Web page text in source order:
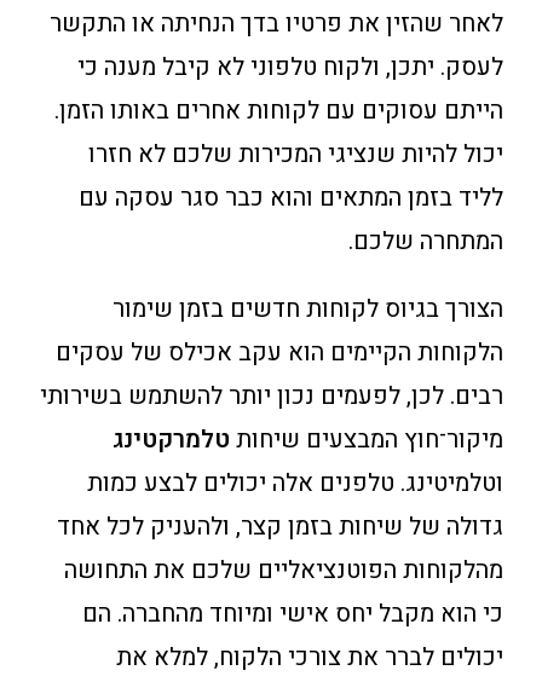
לאחר שהזין את פרטיו בדך הנחיתה או התקשר
לעסק. יתכן, ולקוח טלפוני לא קיבל מענה כי
הייתם עסוקים עם לקוחות אחרים באותו הזמן.
יכול להיות שנציגי המכירות שלכם לא חזרו
לליד בזמן המתאים והוא כבר סגר עסקה עם
המתחרה שלכם.
הצורך בגיוס לקוחות חדשים בזמן שימור
הלקוחות הקיימים הוא עקב אכילס של עסקים
רבים. לכן, לפעמים נכון יותר להשתמש בשירותי
מיקור־חוץ המבצעים שיחות טלמרקטינג
וטלמיטינג. טלפנים אלה יכולים לבצע כמות
גדולה של שיחות בזמן קצר, ולהעניק לכל אחד
מהלקוחות הפוטנציאליים שלכם את התחושה
כי הוא מקבל יחס אישי ומיוחד מהחברה. הם
יכולים לברר את צורכי הלקוח, למלא את